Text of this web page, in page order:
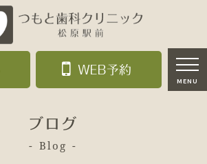
WEB予約
MENU
ブログ
Blog